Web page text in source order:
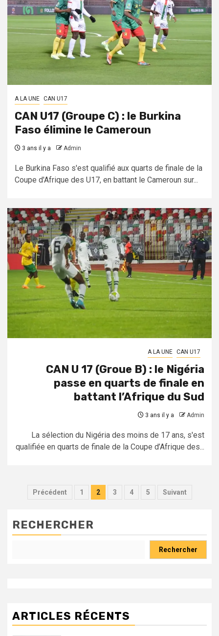
A LA UNE CAN U17
CAN U17 (Groupe C) : le Burkina
Faso élimine le Cameroun
3 ans il y a Admin
Le Burkina Faso s'est qualifié aux quarts de finale de la
Coupe d'Afrique des U17, en battant le Cameroun sur...
A LA UNE CAN U17
CAN U 17 (Groue B) : le Nigéria
passe en quarts de finale en
battant l’Afrique du Sud
3 ans il y a Admin
La sélection du Nigéria des moins de 17 ans, s'est
qualifiée en quarts de finale de la Coupe d’Afrique des...
Pagination
publications
Précédent 1 2 3 4 5 Suivant
RECHERCHER
Rechercher
ARTICLES RÉCENTS